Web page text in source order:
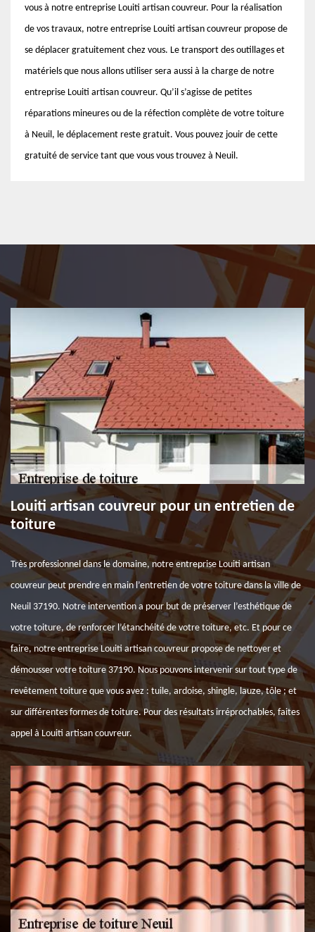
vous à notre entreprise Louiti artisan couvreur. Pour la réalisation
de vos travaux, notre entreprise Louiti artisan couvreur propose de
se déplacer gratuitement chez vous. Le transport des outillages et
matériels que nous allons utiliser sera aussi à la charge de notre
entreprise Louiti artisan couvreur. Qu’il s’agisse de petites
réparations mineures ou de la réfection complète de votre toiture
à Neuil, le déplacement reste gratuit. Vous pouvez jouir de cette
gratuité de service tant que vous vous trouvez à Neuil.
Louiti artisan couvreur pour un entretien de
toiture
Très professionnel dans le domaine, notre entreprise Louiti artisan
couvreur peut prendre en main l’entretien de votre toiture dans la ville de
Neuil 37190. Notre intervention a pour but de préserver l’esthétique de
votre toiture, de renforcer l’étanchéité de votre toiture, etc. Et pour ce
faire, notre entreprise Louiti artisan couvreur propose de nettoyer et
démousser votre toiture 37190. Nous pouvons intervenir sur tout type de
revêtement toiture que vous avez : tuile, ardoise, shingle, lauze, tôle ; et
sur différentes formes de toiture. Pour des résultats irréprochables, faites
appel à Louiti artisan couvreur.